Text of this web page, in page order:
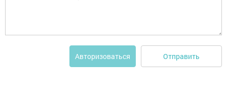
Авторизоваться Отправить